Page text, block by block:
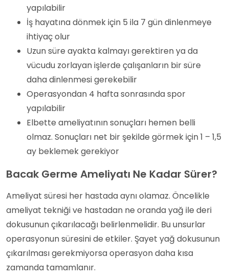
yapılabilir
İş hayatına dönmek için 5 ila 7 gün dinlenmeye
ihtiyaç olur
Uzun süre ayakta kalmayı gerektiren ya da
vücudu zorlayan işlerde çalışanların bir süre
daha dinlenmesi gerekebilir
Operasyondan 4 hafta sonrasında spor
yapılabilir
Elbette ameliyatının sonuçları hemen belli
olmaz. Sonuçları net bir şekilde görmek için 1 – 1,5
ay beklemek gerekiyor
Bacak Germe Ameliyatı Ne Kadar Sürer?
Ameliyat süresi her hastada aynı olamaz. Öncelikle
ameliyat tekniği ve hastadan ne oranda yağ ile deri
dokusunun çıkarılacağı belirlenmelidir. Bu unsurlar
operasyonun süresini de etkiler. Şayet yağ dokusunun
çıkarılması gerekmiyorsa operasyon daha kısa
zamanda tamamlanır.